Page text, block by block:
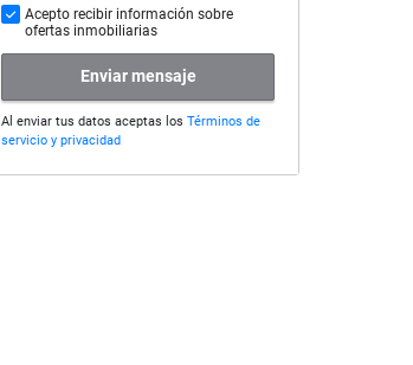
Acepto recibir información sobre
ofertas inmobiliarias
Enviar mensaje
Al enviar tus datos aceptas los Términos de
servicio y privacidad